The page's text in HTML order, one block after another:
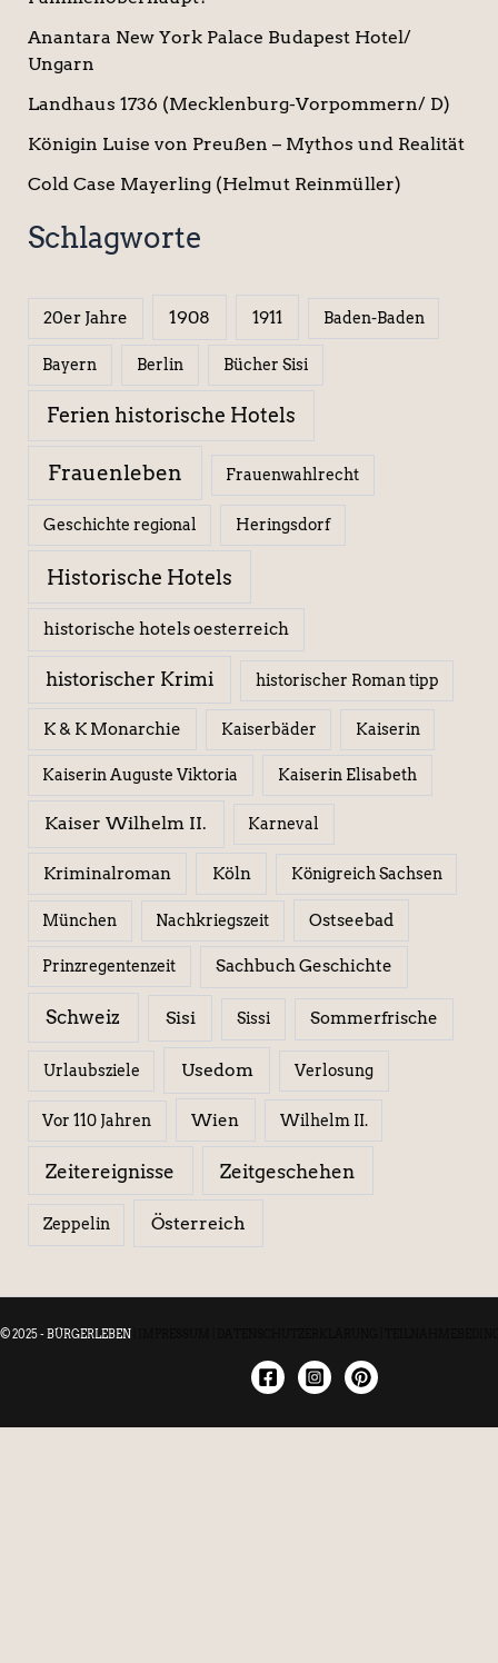
Anantara New York Palace Budapest Hotel/
Ungarn
Landhaus 1736 (Mecklenburg-Vorpommern/ D)
Königin Luise von Preußen – Mythos und Realität
Cold Case Mayerling (Helmut Reinmüller)
Schlagworte
20er Jahre 1908 1911 Baden-Baden
Bayern Berlin Bücher Sisi
Ferien historische Hotels
Frauenleben Frauenwahlrecht
Geschichte regional Heringsdorf
Historische Hotels
historische hotels oesterreich
historischer Krimi historischer Roman tipp
K & K Monarchie Kaiserbäder Kaiserin
Kaiserin Auguste Viktoria Kaiserin Elisabeth
Kaiser Wilhelm II. Karneval
Kriminalroman Köln Königreich Sachsen
München Nachkriegszeit Ostseebad
Prinzregentenzeit Sachbuch Geschichte
Schweiz Sisi Sissi Sommerfrische
Urlaubsziele Usedom Verlosung
Vor 110 Jahren Wien Wilhelm II.
Zeitereignisse Zeitgeschehen
Zeppelin Österreich
© 2025 - BÜRGERLEBEN